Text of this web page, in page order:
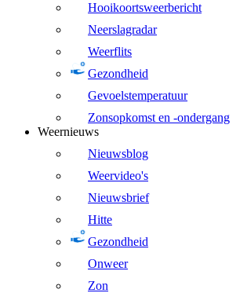
Hooikoortsweerbericht
Neerslagradar
Weerflits
Gezondheid
Gevoelstemperatuur
Zonsopkomst en -ondergang
Weernieuws
Nieuwsblog
Weervideo's
Nieuwsbrief
Hitte
Gezondheid
Onweer
Zon